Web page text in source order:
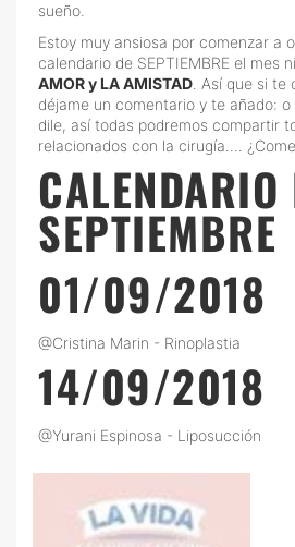
sueño.
Estoy muy ansiosa por comenzar a
calendario de SEPTIEMBRE el mes
AMOR y LA AMISTAD . Así que si
déjame un comentario y te añado:
dile, así todas podremos compartir
relacionados con la cirugía....
CALENDARIO
SEPTIEMBRE
01/09/2018
@Cristina Marin - Rinoplastia
14/09/2018
@Yurani Espinosa - Liposucción